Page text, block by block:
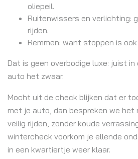
oliepeil.
Ruitenwissers en verlichting:
rijden.
Remmen: want stoppen is
Dat is geen overbodige luxe: juist
auto het zwaar.
Mocht uit de check blijken dat er
met je auto, dan bespreken we het
veilig rijden, zonder koude
wintercheck voorkom je ellende
in een kwartiertje weer klaar.